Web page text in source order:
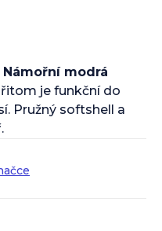
Námořní modrá
je funkční do
Pružný softshell a